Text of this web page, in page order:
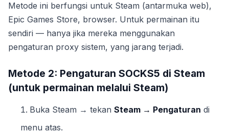
Metode ini berfungsi untuk Steam (antarmuka web),
Epic Games Store, browser. Untuk permainan itu
sendiri — hanya jika mereka menggunakan
pengaturan proxy sistem, yang jarang terjadi.
Metode 2: Pengaturan SOCKS5 di Steam
(untuk permainan melalui Steam)
Buka Steam → tekan Steam → Pengaturan di
menu atas.